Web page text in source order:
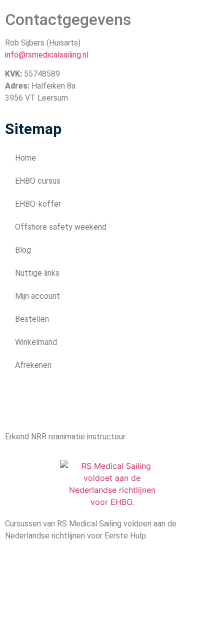
Contactgegevens
Rob Sijbers (Huisarts)
info@rsmedicalsailing.nl
KVK: 55748589
Adres: Halfeiken 8a
3956 VT Leersum
Sitemap
Home
EHBO cursus
EHBO-koffer
Offshore safety weekend
Blog
Nuttige links
Mijn account
Bestellen
Winkelmand
Afrekenen
Erkend NRR reanimatie instructeur
Cursussen van RS Medical Sailing voldoen aan de
Nederlandse richtlijnen voor Eerste Hulp.